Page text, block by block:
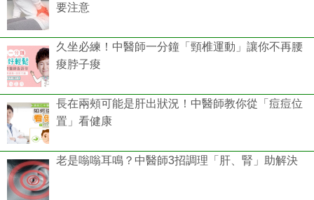
要注意
久坐必練！中醫師一分鐘「頸椎運動」讓你不再腰
痠脖子痠
長在兩頰可能是肝出狀況！中醫師教你從「痘痘位
置」看健康
老是嗡嗡耳鳴？中醫師3招調理「肝、腎」助解決